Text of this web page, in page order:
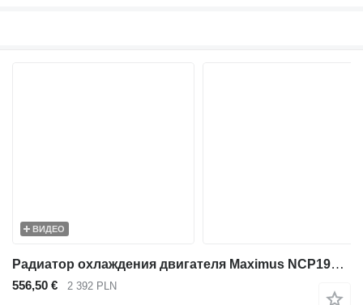
ВИДЕО
Радиатор охлаждения двигателя Maximus NCP1947A для телескопического погрузчика JCB 536-70 540-140 531-70 533-105 535-95 536-60 536-70 540-170 541-70 550-140
556,50 € 2 392 PLN